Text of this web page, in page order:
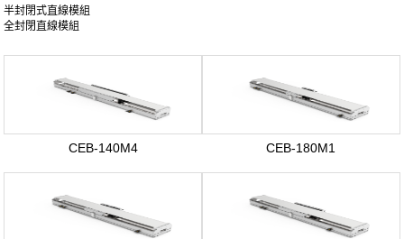
半封閉式直線模組
全封閉直線模組
CEB-140M4 CEB-180M1